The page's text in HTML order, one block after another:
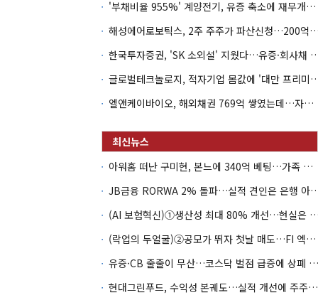
'부채비율 955%' 계양전기, 유증 축소에 재무개선 효과 '뚝'
해성에어로보틱스, 2주 주주가 파산
한국투자증권, 'SK 소외설' 지웠
글로벌테크놀로지, 적자기업 몸값
엘앤케이바이오, 해외채권 769억 쌓였는데…자회사 4곳 자본잠식
아워홈 떠난 구미현, 본느에 340억 베팅…가족 지배체제 구축
JB금융 RORWA 2% 돌파…실
(AI 보험혁신)①생산성 최대 80%
(락업의 두얼굴)②공모가 뛰자 첫날 매도…FI 엑시트 전략 갈렸다
유증·CB 줄줄이 무산…코스닥 벌점 급증에 상폐 압박
현대그린푸드, 수익성 본궤도…실적 개선에 주주환원까지